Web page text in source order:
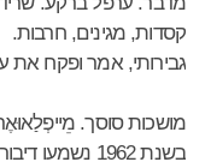
קסדות, מגינים, חרבות.
גבירותי, אמר ופקח את
מושכות סוסך.
בשנת 1962